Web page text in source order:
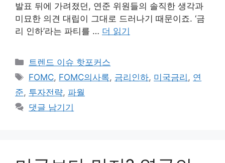
발표 뒤에 가려졌던, 연준 위원들의 솔직한 생각과
미묘한 의견 대립이 그대로 드러나기 때문이죠. ‘금
리 인하’라는 파티를 … 더 읽기
카
테
리
트렌드 이슈 핫포커스
태
그
FOMC, FOMC의사록, 금리인하, 미국금리 , 연
준, 투자전략, 파월
댓글 남기기